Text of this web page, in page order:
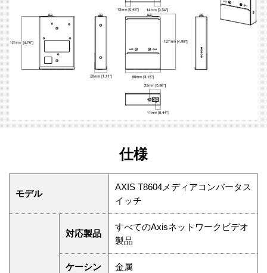
仕様
モデル
AXIS T8604メディアコンバータス
イッチ
対応製品
すべてのAxisネットワークビデオ
製品
ケーシン
金属